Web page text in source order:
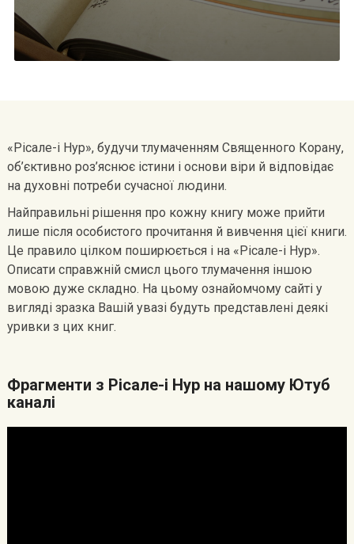
«Рісале-і Нур», будучи тлумаченням Священного Корану,
об’єктивно роз’яснює істини і основи віри й відповідає
на духовні потреби сучасної людини.
Найправильні рішення про кожну книгу може прийти
лише після особистого прочитання й вивчення цієї книги.
Це правило цілком поширюється і на «Рісале-і Нур».
Описати справжній смисл цього тлумачення іншою
мовою дуже складно. На цьому ознайомчому сайті у
вигляді зразка Вашій увазі будуть представлені деякі
уривки з цих книг.
Фрагменти з Рісале-і Нур на нашому Ютуб
каналі